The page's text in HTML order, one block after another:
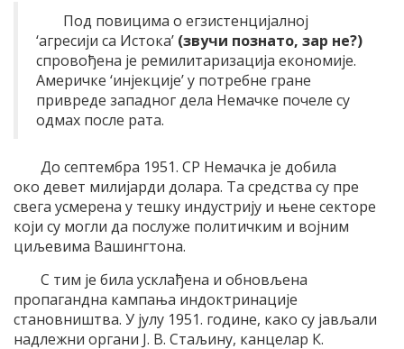
Под повицима о егзистенцијалној
‘агресији са Истока’ (звучи познато, зар не?)
спровођена је ремилитаризација економије.
Америчке ‘инјекције’ у потребне гране
привреде западног дела Немачке почеле су
одмах после рата.
До септембра 1951. СР Немачка је добила
око девет милијарди долара. Та средства су пре
свега усмерена у тешку индустрију и њене секторе
који су могли да послуже политичким и војним
циљевима Вашингтона.
С тим је била усклађена и обновљена
пропагандна кампања индоктринације
становништва. У јулу 1951. године, како су јављали
надлежни органи Ј. В. Стаљину, канцелар К.